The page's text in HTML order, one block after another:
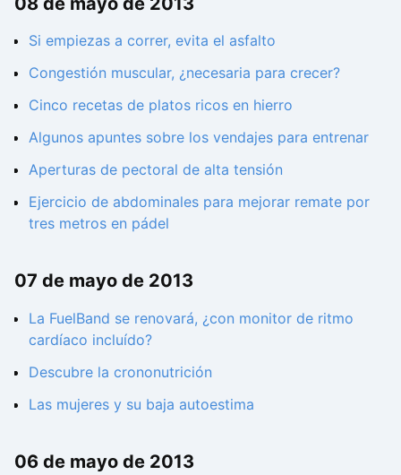
Si empiezas a correr, evita el asfalto
Congestión muscular, ¿necesaria para crecer?
Cinco recetas de platos ricos en hierro
Algunos apuntes sobre los vendajes para entrenar
Aperturas de pectoral de alta tensión
Ejercicio de abdominales para mejorar remate por
tres metros en pádel
07 de mayo de 2013
La FuelBand se renovará, ¿con monitor de ritmo
cardíaco incluído?
Descubre la crononutrición
Las mujeres y su baja autoestima
06 de mayo de 2013